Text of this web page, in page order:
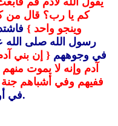
كم يا رب؟ قال من
وينجو واحد }
رسول الله صلى الله
في وجوههم { إن بني
آدم وإنه لا يموت
ففيهم وفي أشباهم
في أول سورة الحج ذكر هذه الأحاديث.